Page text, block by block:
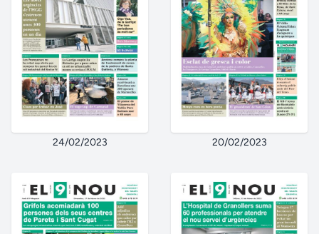
24/02/2023 20/02/2023